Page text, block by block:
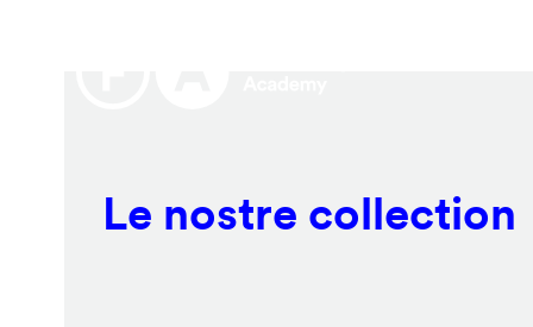
Le nostre collection